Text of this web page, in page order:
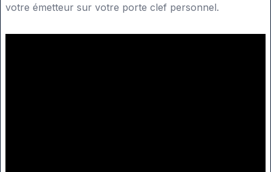
votre émetteur sur votre porte clef personnel.